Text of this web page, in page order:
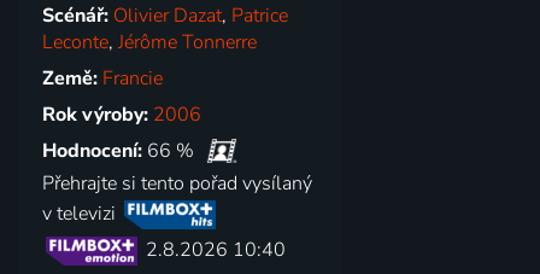
Scénář: Olivier Dazat, Patrice
Leconte,Jérôme Tonnerre
Země: Francie
Rok výroby: 2006
Hodnocení: 66 %
Přehrajte si tento pořad vysílaný
v televizi
2.8.2026 10:40